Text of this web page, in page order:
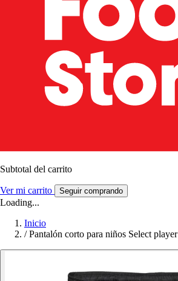
Subtotal del carrito
Ver mi carrito Seguir comprando
Loading...
Inicio
/ Pantalón corto para niños Select player